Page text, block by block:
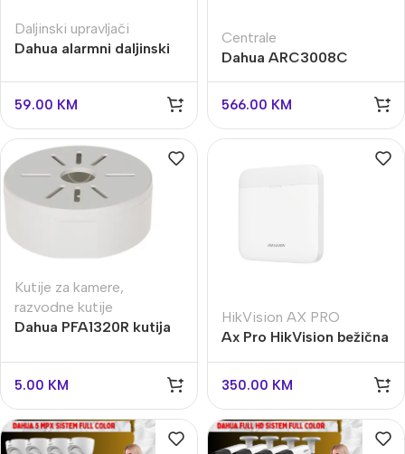
Daljinski upravljači
Dahua alarmni daljinski
59.00 KM
Centrale
Dahua ARC3008C
žičana alarmna centrala
566.00 KM
Kutije za kamere,
razvodne kutije
Dahua PFA1320R kutija
5.00 KM
HikVision AX PRO
Ax Pro HikVision bežična
PWA64-L-WE
350.00 KM